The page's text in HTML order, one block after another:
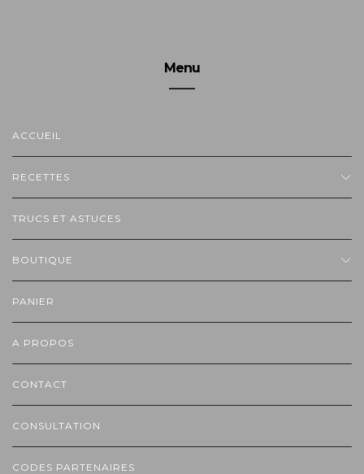
Menu
ACCUEIL
RECETTES
TRUCS ET ASTUCES
BOUTIQUE
PANIER
A PROPOS
CONTACT
CONSULTATION
CODES PARTENAIRES